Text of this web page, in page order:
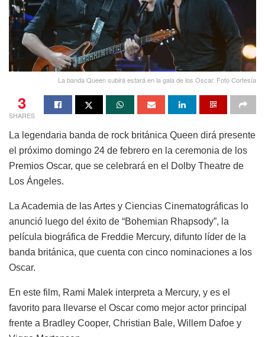
La banda Queen subirá estará en la gala de los Oscar. Foto Cortesía
3
SHARES
La legendaria banda de rock británica Queen dirá presente
el próximo domingo 24 de febrero en la ceremonia de los
Premios Oscar, que se celebrará en el Dolby Theatre de
Los Ángeles.
La Academia de las Artes y Ciencias Cinematográficas lo
anunció luego del éxito de “Bohemian Rhapsody”, la
película biográfica de Freddie Mercury, difunto líder de la
banda británica, que cuenta con cinco nominaciones a los
Oscar.
En este film, Rami Malek interpreta a Mercury, y es el
favorito para llevarse el Oscar como mejor actor principal
frente a Bradley Cooper, Christian Bale, Willem Dafoe y